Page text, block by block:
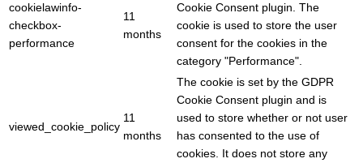
cookielawinfo-
checkbox-
performance
11
months
Cookie Consent plugin. The
cookie is used to store the user
consent for the cookies in the
category "Performance".
viewed_cookie_policy
11
months
The cookie is set by the GDPR
Cookie Consent plugin and is
used to store whether or not user
has consented to the use of
cookies. It does not store any